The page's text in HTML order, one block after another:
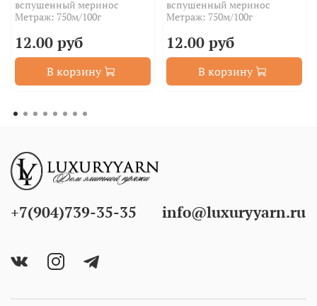
вспушенный меринос
Метраж: 750м/100г
12.00 руб
В корзину
вспушенный меринос
Метраж: 750м/100г
12.00 руб
В корзину
+7(904)739-35-35 info@luxuryyarn.ru